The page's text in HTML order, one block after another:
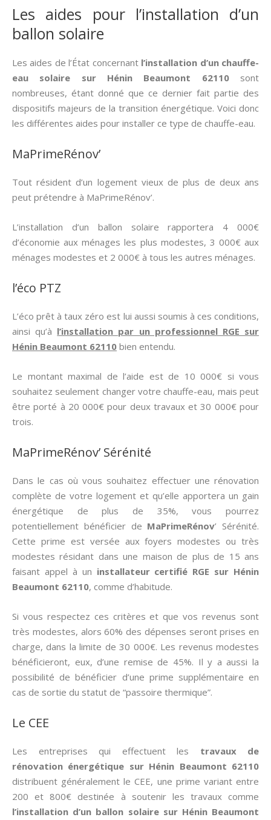
Les aides pour l’installation d’un
ballon solaire
Les aides de l’État concernant l’installation d’un chauffe-
eau solaire sur Hénin Beaumont 62110sont
nombreuses, étant donné que ce dernier fait partie des
dispositifs majeurs de la transition énergétique. Voici donc
les différentes aides pour installer ce type de chauffe-eau.
MaPrimeRénov’
Tout résident d’un logement vieux de plus de deux ans
peut prétendre à MaPrimeRénov’.
L’installation d’un ballon solaire rapportera 4 000€
d’économie aux ménages les plus modestes, 3 000€ aux
ménages modestes et 2 000€ à tous les autres ménages.
l’éco PTZ
L’éco prêt à taux zéro est lui aussi soumis à ces conditions,
ainsi qu’à l’installation par un professionnel RGE sur
Hénin Beaumont 62110 bien entendu.
Le montant maximal de l’aide est de 10 000€ si vous
souhaitez seulement changer votre chauffe-eau, mais peut
être porté à 20 000€ pour deux travaux et 30 000€ pour
trois.
MaPrimeRénov’ Sérénité
Dans le cas où vous souhaitez effectuer une rénovation
complète de votre logement et qu’elle apportera un gain
énergétique de plus de 35%, vous pourrez
potentiellement bénéficier de MaPrimeRénov’ Sérénité.
Cette prime est versée aux foyers modestes ou très
modestes résidant dans une maison de plus de 15 ans
faisant appel à un installateur certifié RGE sur Hénin
Beaumont 62110, comme d’habitude.
Si vous respectez ces critères et que vos revenus sont
très modestes, alors 60% des dépenses seront prises en
charge, dans la limite de 30 000€. Les revenus modestes
bénéficieront, eux, d’une remise de 45%. Il y a aussi la
possibilité de bénéficier d’une prime supplémentaire en
cas de sortie du statut de “passoire thermique”.
Le CEE
Les entreprises qui effectuent les travaux de
rénovation énergétique sur Hénin Beaumont 62110
distribuent généralement le CEE, une prime variant entre
200 et 800€ destinée à soutenir les travaux comme
l’installation d’un ballon solaire sur Hénin Beaumont